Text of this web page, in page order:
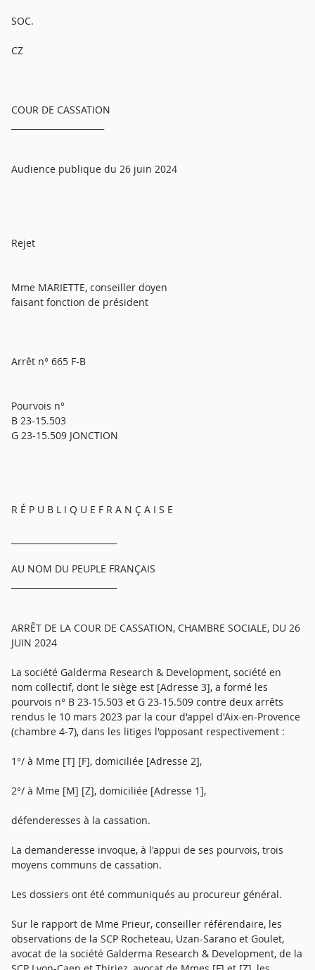
SOC.
CZ
COUR DE CASSATION
Audience publique du 26 juin 2024
Rejet
Mme MARIETTE, conseiller doyen
faisant fonction de président
Arrêt n° 665 F-B
Pourvois n°
B 23-15.503
G 23-15.509 JONCTION
R É P U B L I Q U E F R A N Ç A I S E
AU NOM DU PEUPLE FRANÇAIS
ARRÊT DE LA COUR DE CASSATION, CHAMBRE SOCIALE, DU 26
JUIN 2024
La société Galderma Research & Development, société en
nom collectif, dont le siège est [Adresse 3], a formé les
pourvois n° B 23-15.503 et G 23-15.509 contre deux arrêts
rendus le 10 mars 2023 par la cour d'appel d'Aix-en-Provence
(chambre 4-7), dans les litiges l'opposant respectivement :
1°/ à Mme [T] [F], domiciliée [Adresse 2],
2°/ à Mme [M] [Z], domiciliée [Adresse 1],
défenderesses à la cassation.
La demanderesse invoque, à l'appui de ses pourvois, trois
moyens communs de cassation.
Les dossiers ont été communiqués au procureur général.
Sur le rapport de Mme Prieur, conseiller référendaire, les
observations de la SCP Rocheteau, Uzan-Sarano et Goulet,
avocat de la société Galderma Research & Development, de la